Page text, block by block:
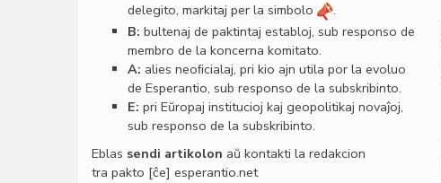
delegito, markitaj per la simbolo
.
B: bultenaj de paktintaj establoj, sub responso de
membro de la koncerna komitato.
A: alies neoﬁcialaj, pri kio ajn utila por la evoluo
de Esperantio, sub responso de la subskribinto.
E: pri Eŭropaj institucioj kaj geopolitikaj novaĵoj,
sub responso de la subskribinto.
Eblas sendi artikolon aŭ kontakti la redakcion
tra pakto [ĉe] esperantio.net